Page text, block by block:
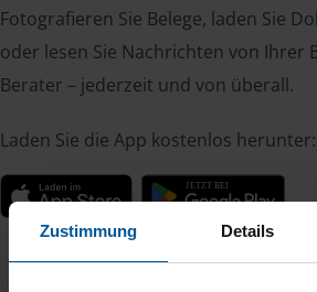
Zustimmung Details
Fotografieren Sie Belege, laden Sie
oder lesen Sie Nachrichten von Ihrer
Berater – jederzeit und von überall.
Laden Sie die App kostenlos herunter: